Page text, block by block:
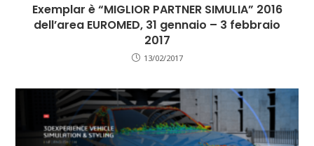
Exemplar è “MIGLIOR PARTNER SIMULIA” 2016
dell’area EUROMED, 31 gennaio – 3 febbraio
2017
13/02/2017